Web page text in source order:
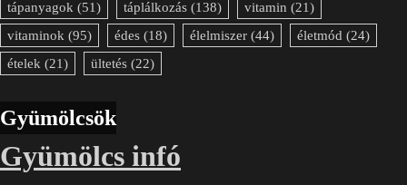
tápanyagok (51) táplálkozás (138) vitamin (21)
vitaminok (95) édes (18) élelmiszer (44) életmód (24)
ételek (21) ültetés (22)
Gyümölcsök
Gyümölcs infó